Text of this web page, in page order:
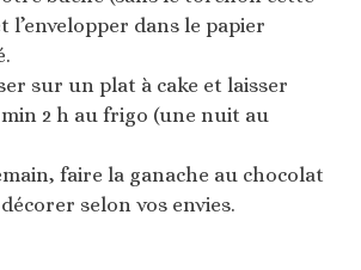
l’envelopper dans le papier
sur un plat à cake et laisser
2 h au frigo (une nuit au
faire la ganache au chocolat
selon vos envies.